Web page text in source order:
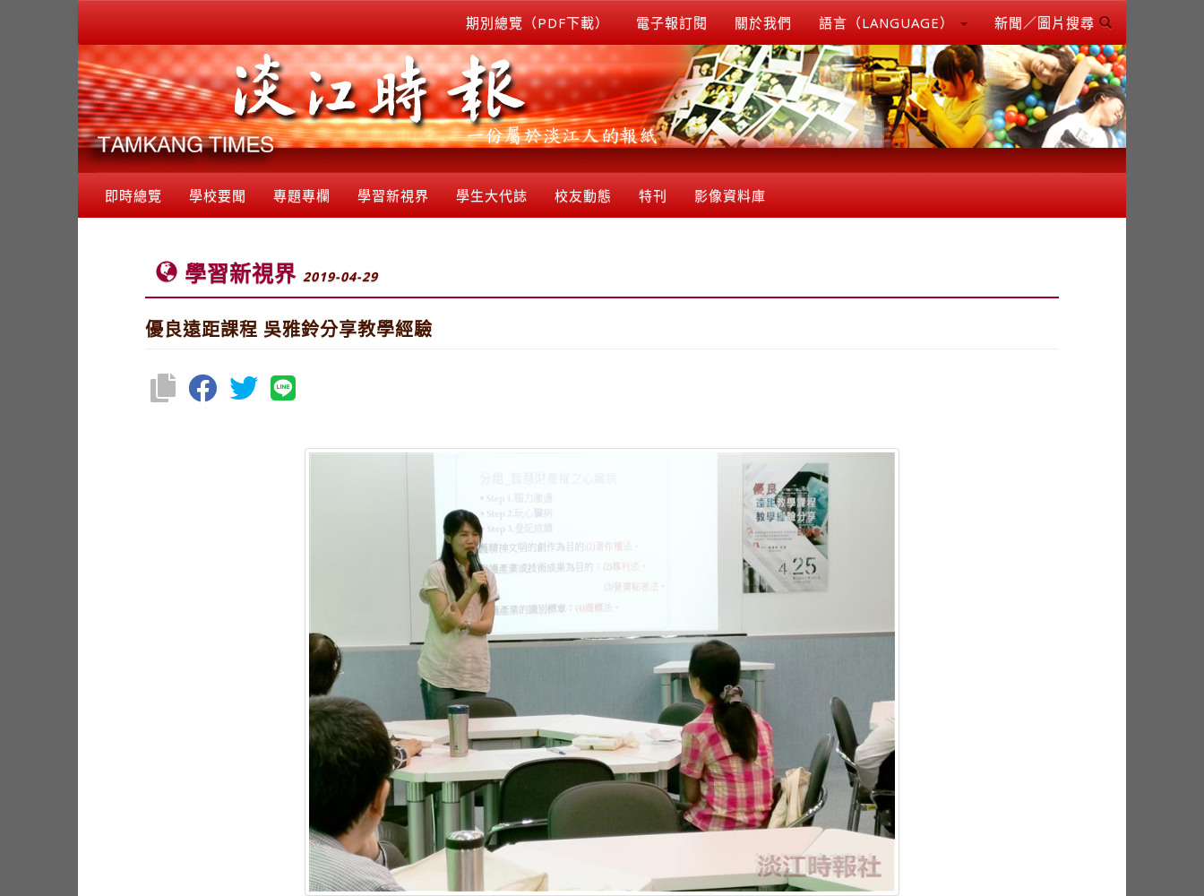
期別總覽（PDF下載） 電子報訂閱 關於我們 語言（LANGUAGE） 新聞／圖片搜尋
即時總覽 學校要聞 專題專欄 學習新視界 學生大代誌 校友動態 特刊 影像資料庫
學習新視界 2019-04-29
優良遠距課程 吳雅鈴分享教學經驗